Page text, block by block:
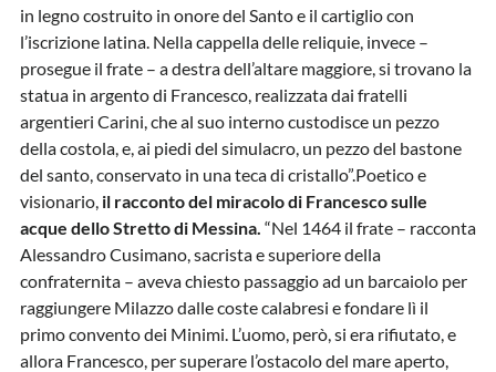
in legno costruito in onore del Santo e il cartiglio con
l’iscrizione latina. Nella cappella delle reliquie, invece –
prosegue il frate – a destra dell’altare maggiore, si trovano la
statua in argento di Francesco, realizzata dai fratelli
argentieri Carini, che al suo interno custodisce un pezzo
della costola, e, ai piedi del simulacro, un pezzo del bastone
del santo, conservato in una teca di cristallo”.Poetico e
visionario, il racconto del miracolo di Francesco sulle
acque dello Stretto di Messina. “Nel 1464 il frate – racconta
Alessandro Cusimano, sacrista e superiore della
confraternita – aveva chiesto passaggio ad un barcaiolo per
raggiungere Milazzo dalle coste calabresi e fondare lì il
primo convento dei Minimi. L’uomo, però, si era rifiutato, e
allora Francesco, per superare l’ostacolo del mare aperto,